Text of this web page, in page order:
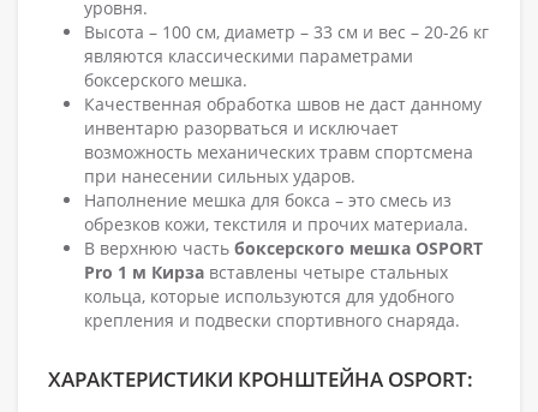
уровня.
Высота – 100 см, диаметр – 33 см и вес – 20-26 кг
являются классическими параметрами
боксерского мешка.
Качественная обработка швов не даст данному
инвентарю разорваться и исключает
возможность механических травм спортсмена
при нанесении сильных ударов.
Наполнение мешка для бокса – это смесь из
обрезков кожи, текстиля и прочих материала.
В верхнюю часть боксерского мешка OSPORT
Pro 1 м Кирза вставлены четыре стальных
кольца, которые используются для удобного
крепления и подвески спортивного снаряда.
ХАРАКТЕРИСТИКИ КРОНШТЕЙНА OSPORT: